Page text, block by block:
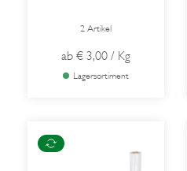
2 Artikel
ab € 3,00 / Kg
Lagersortiment